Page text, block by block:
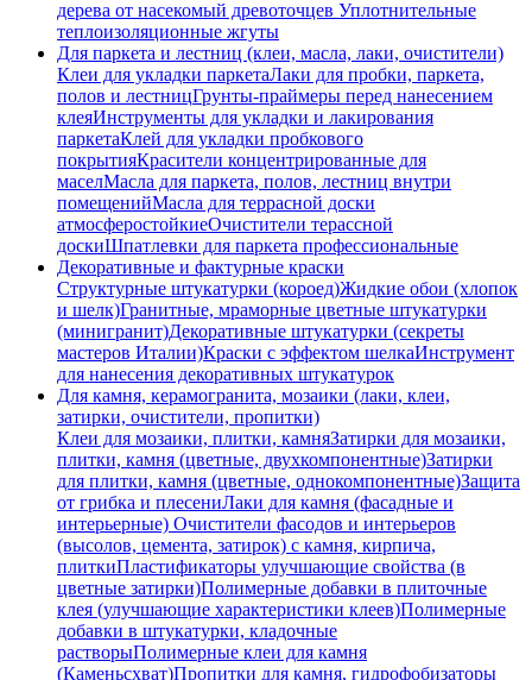
дерева от насекомый древоточцев Уплотнительные
теплоизоляционные жгуты
Для паркета и лестниц (клеи, масла, лаки, очистители)
Клеи для укладки паркетаЛаки для пробки, паркета,
полов и лестницГрунты-праймеры перед нанесением
клеяИнструменты для укладки и лакирования
паркетаКлей для укладки пробкового
покрытияКрасители концентрированные для
маселМасла для паркета, полов, лестниц внутри
помещенийМасла для террасной доски
атмосферостойкиеОчистители терассной
доскиШпатлевки для паркета профессиональные
Декоративные и фактурные краски
Структурные штукатурки (короед)Жидкие обои (хлопок
и шелк)Гранитные, мраморные цветные штукатурки
(минигранит)Декоративные штукатурки (секреты
мастеров Италии)Краски с эффектом шелкаИнструмент
для нанесения декоративных штукатурок
Для камня, керамогранита, мозаики (лаки, клеи,
затирки, очистители, пропитки)
Клеи для мозаики, плитки, камняЗатирки для мозаики,
плитки, камня (цветные, двухкомпонентные)Затирки
для плитки, камня (цветные, однокомпонентные)Защита
от грибка и плесениЛаки для камня (фасадные и
интерьерные) Очистители фасодов и интерьеров
(высолов, цемента, затирок) с камня, кирпича,
плиткиПластификаторы улучшающие свойства (в
цветные затирки)Полимерные добавки в плиточные
клея (улучшающие характеристики клеев)Полимерные
добавки в штукатурки, кладочные
растворыПолимерные клеи для камня
(Каменьсхват)Пропитки для камня, гидрофобизаторы